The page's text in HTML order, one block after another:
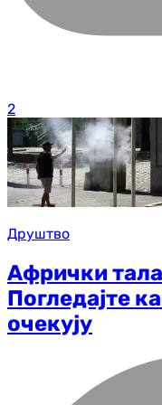
2
Друштво
Афрички
Погледајте
очекују